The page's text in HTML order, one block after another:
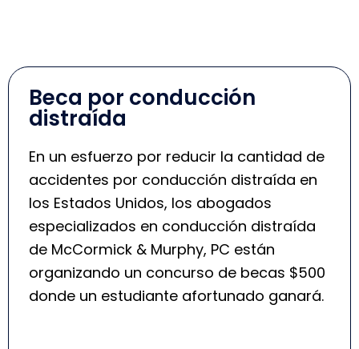
Beca por conducción
distraída
En un esfuerzo por reducir la cantidad de
accidentes por conducción distraída en
los Estados Unidos, los abogados
especializados en conducción distraída
de McCormick & Murphy, PC están
organizando un concurso de becas $500
donde un estudiante afortunado ganará.